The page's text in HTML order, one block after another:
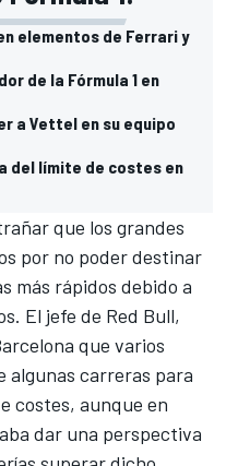
elementos de Ferrari y
de la Fórmula 1 en
a Vettel en su equipo
del límite de costes en
que los grandes
por no poder destinar
más rápidos debido a
El jefe de Red Bull,
que varios
algunas carreras para
costes, aunque en
dar una perspectiva